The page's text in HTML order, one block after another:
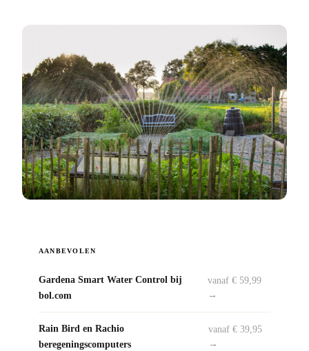
AANBEVOLEN
Gardena Smart Water Control bij
bol.com
vanaf € 59,99
→
Rain Bird en Rachio
beregeningscomputers
vanaf € 39,95
→